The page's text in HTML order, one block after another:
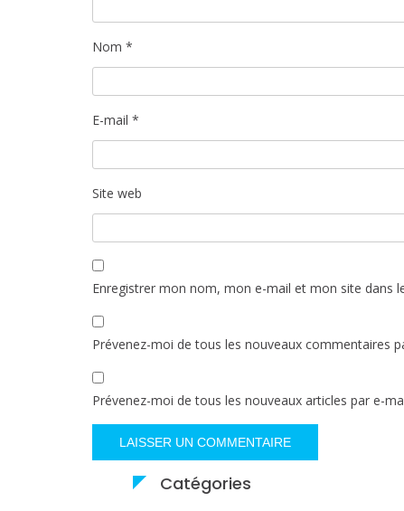
Nom *
E-mail *
Site web
Enregistrer mon nom, mon e-mail et mon site dans
Prévenez-moi de tous les nouveaux commentaires
Prévenez-moi de tous les nouveaux articles par e-
Catégories